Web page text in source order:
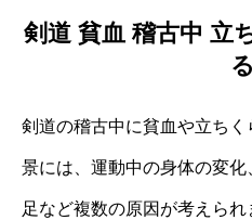
剣道 貧血 稽古中 立
る
剣道の稽古中に貧血や立ち
景には、運動中の身体の変
足など複数の原因が考えら